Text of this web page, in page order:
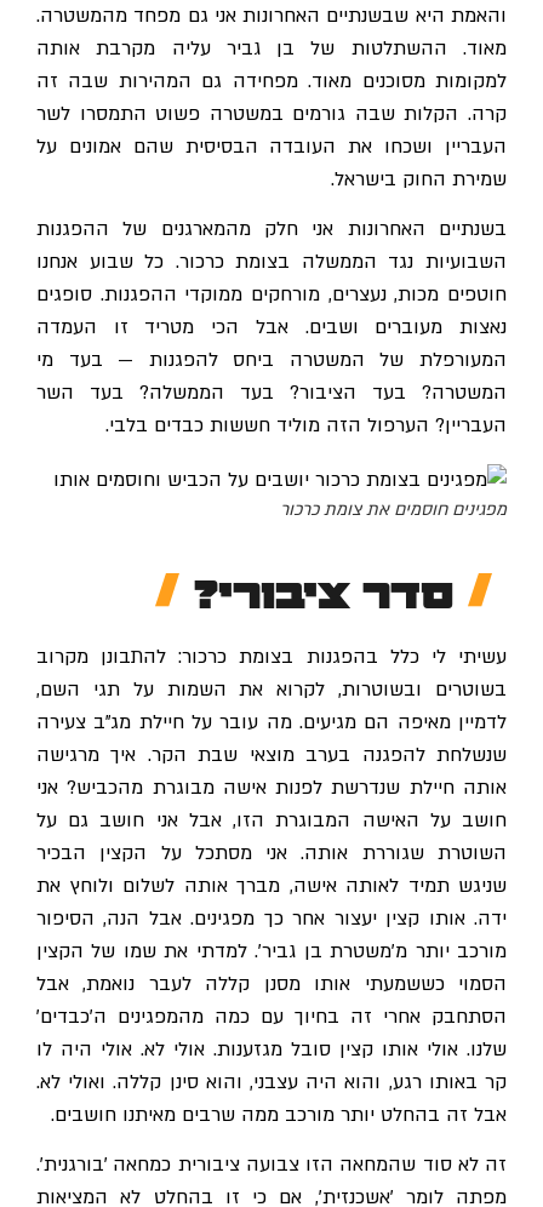
והאמת היא שבשנתיים האחרונות אני גם מפחד מהמשטרה.
מאוד. ההשתלטות של בן גביר עליה מקרבת אותה
למקומות מסוכנים מאוד. מפחידה גם המהירות שבה זה
קרה. הקלות שבה גורמים במשטרה פשוט התמסרו לשר
העבריין ושכחו את העובדה הבסיסית שהם אמונים על
שמירת החוק בישראל.
בשנתיים האחרונות אני חלק מהמארגנים של ההפגנות
השבועיות נגד הממשלה בצומת כרכור. כל שבוע אנחנו
חוטפים מכות, נעצרים, מורחקים ממוקדי ההפגנות. סופגים
נאצות מעוברים ושבים. אבל הכי מטריד זו העמדה
המעורפלת של המשטרה ביחס להפגנות — בעד מי
המשטרה? בעד הציבור? בעד הממשלה? בעד השר
העבריין? הערפול הזה מוליד חששות כבדים בלבי.
מפגינים חוסמים את צומת כרכור
סדר ציבורי?
עשיתי לי כלל בהפגנות בצומת כרכור: להתבונן מקרוב
בשוטרים ובשוטרות, לקרוא את השמות על תגי השם,
לדמיין מאיפה הם מגיעים. מה עובר על חיילת מג"ב צעירה
שנשלחת להפגנה בערב מוצאי שבת הקר. איך מרגישה
אותה חיילת שנדרשת לפנות אישה מבוגרת מהכביש? אני
חושב על האישה המבוגרת הזו, אבל אני חושב גם על
השוטרת שגוררת אותה. אני מסתכל על הקצין הבכיר
שניגש תמיד לאותה אישה, מברך אותה לשלום ולוחץ את
ידה. אותו קצין יעצור אחר כך מפגינים. אבל הנה, הסיפור
מורכב יותר מ'משטרת בן גביר'. למדתי את שמו של הקצין
הסמוי כששמעתי אותו מסנן קללה לעבר נואמת, אבל
הסתחבק אחרי זה בחיוך עם כמה מהמפגינים ה'כבדים'
שלנו. אולי אותו קצין סובל מגזענות. אולי לא. אולי היה לו
קר באותו רגע, והוא היה עצבני, והוא סינן קללה. ואולי לא.
אבל זה בהחלט יותר מורכב ממה שרבים מאיתנו חושבים.
זה לא סוד שהמחאה הזו צבועה ציבורית כמחאה 'בורגנית'.
מפתה לומר 'אשכנזית', אם כי זו בהחלט לא המציאות